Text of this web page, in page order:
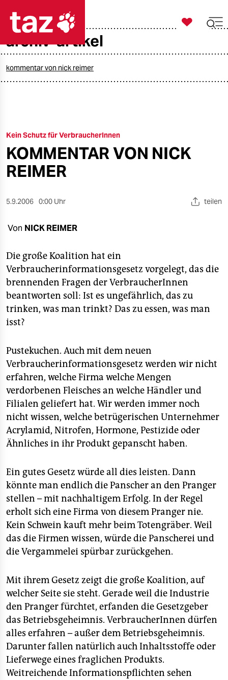
taz zahl ich
öko
gesellschaft
sport
berlin
nord
wahrheit
verlag
verlag
shop
fragen & hilfe
unterstützen
abo
genossenschaft

taz zahl ich
archiv-artikel
kommentar von nick reimer
Kein Schutz für VerbraucherInnen
KOMMENTAR VON NICK
REIMER
5.9.2006 0:00 Uhr teilen
Von NICK REIMER
Die große Koalition hat ein
Verbraucherinformationsgesetz vorgelegt, das die
brennenden Fragen der VerbraucherInnen
beantworten soll: Ist es ungefährlich, das zu
trinken, was man trinkt? Das zu essen, was man
isst?
Pustekuchen. Auch mit dem neuen
Verbraucherinformationsgesetz werden wir nicht
erfahren, welche Firma welche Mengen
verdorbenen Fleisches an welche Händler und
Filialen geliefert hat. Wir werden immer noch
nicht wissen, welche betrügerischen Unternehmer
Acrylamid, Nitrofen, Hormone, Pestizide oder
Ähnliches in ihr Produkt gepanscht haben.
Ein gutes Gesetz würde all dies leisten. Dann
könnte man endlich die Panscher an den Pranger
stellen – mit nachhaltigem Erfolg. In der Regel
erholt sich eine Firma von diesem Pranger nie.
Kein Schwein kauft mehr beim Totengräber. Weil
das die Firmen wissen, würde die Panscherei und
die Vergammelei spürbar zurückgehen.
Mit ihrem Gesetz zeigt die große Koalition, auf
welcher Seite sie steht. Gerade weil die Industrie
den Pranger fürchtet, erfanden die Gesetzgeber
das Betriebsgeheimnis. VerbraucherInnen dürfen
alles erfahren – außer dem Betriebsgeheimnis.
Darunter fallen natürlich auch Inhaltsstoffe oder
Lieferwege eines fraglichen Produkts.
Weitreichende Informationspflichten sehen